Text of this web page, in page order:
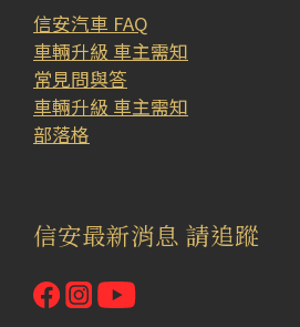
信安汽車 FAQ
車輛升級 車主需知
常見問與答
車輛升級 車主需知
部落格
信安最新消息 請追蹤